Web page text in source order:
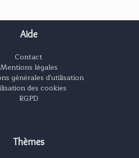
Aide
Contact
Mentions légales
générales d'utilisation
des cookies
RGPD
Thèmes